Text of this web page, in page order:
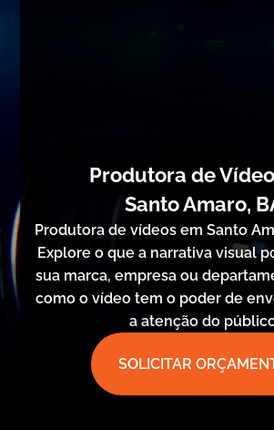
Produtora de
Santo Amaro,
Produtora de vídeos em Santo
Explore o que a narrativa visual
sua marca, empresa ou
como o vídeo tem o poder de
a atenção do
SOLICITAR